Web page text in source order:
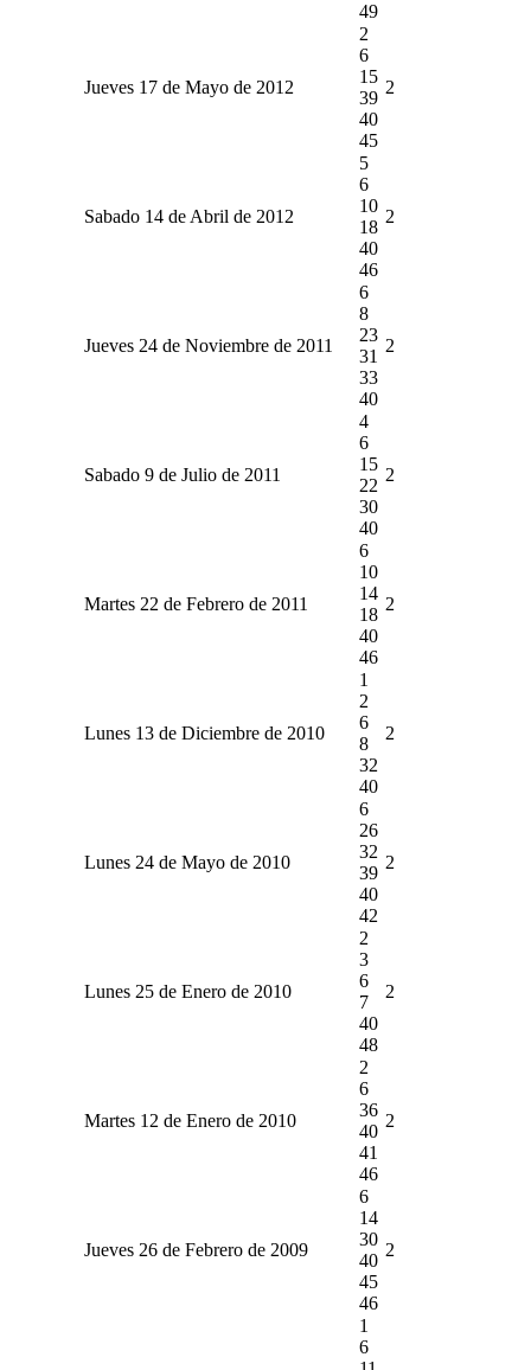
49
Jueves 17 de Mayo de 2012
2
6
15
39
40
45
2
Sabado 14 de Abril de 2012
5
6
10
18
40
46
2
Jueves 24 de Noviembre de 2011
6
8
23
31
33
40
2
Sabado 9 de Julio de 2011
4
6
15
22
30
40
2
Martes 22 de Febrero de 2011
6
10
14
18
40
46
2
Lunes 13 de Diciembre de 2010
1
2
6
8
32
40
2
Lunes 24 de Mayo de 2010
6
26
32
39
40
42
2
Lunes 25 de Enero de 2010
2
3
6
7
40
48
2
Martes 12 de Enero de 2010
2
6
36
40
41
46
2
Jueves 26 de Febrero de 2009
6
14
30
40
45
46
2
1
6